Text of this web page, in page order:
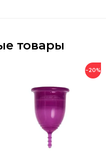
товары
−20%